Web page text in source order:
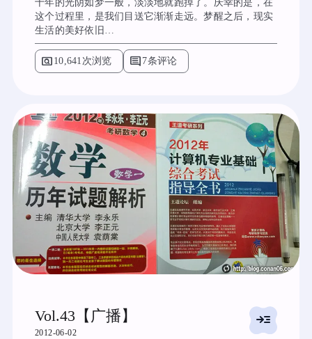
十年的光阴如梦一般，淡淡地就跑掉了。庆幸的是，在
这个过程里，是我们目送它渐渐走远。梦醒之后，现实
生活的美好依旧…
pageview 10,641次浏览 comment 7条评论
Vol.43【广播】
2012-06-02
read_more